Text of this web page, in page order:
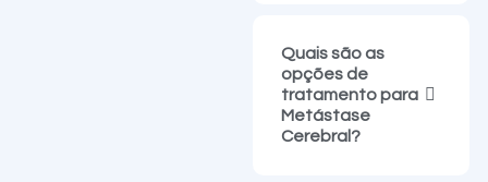
Quais são as
opções de
tratamento para
Metástase
Cerebral?